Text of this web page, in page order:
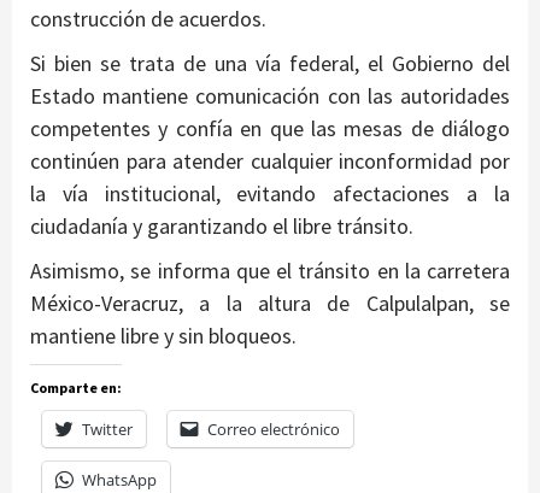
construcción de acuerdos.
Si bien se trata de una vía federal, el Gobierno del
Estado mantiene comunicación con las autoridades
competentes y confía en que las mesas de diálogo
continúen para atender cualquier inconformidad por
la vía institucional, evitando afectaciones a la
ciudadanía y garantizando el libre tránsito.
Asimismo, se informa que el tránsito en la carretera
México-Veracruz, a la altura de Calpulalpan, se
mantiene libre y sin bloqueos.
Comparte en:
Twitter Correo electrónico
WhatsApp